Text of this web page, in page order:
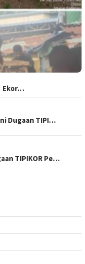
Ekor…
Dugaan TIPI…
TIPIKOR Pe…